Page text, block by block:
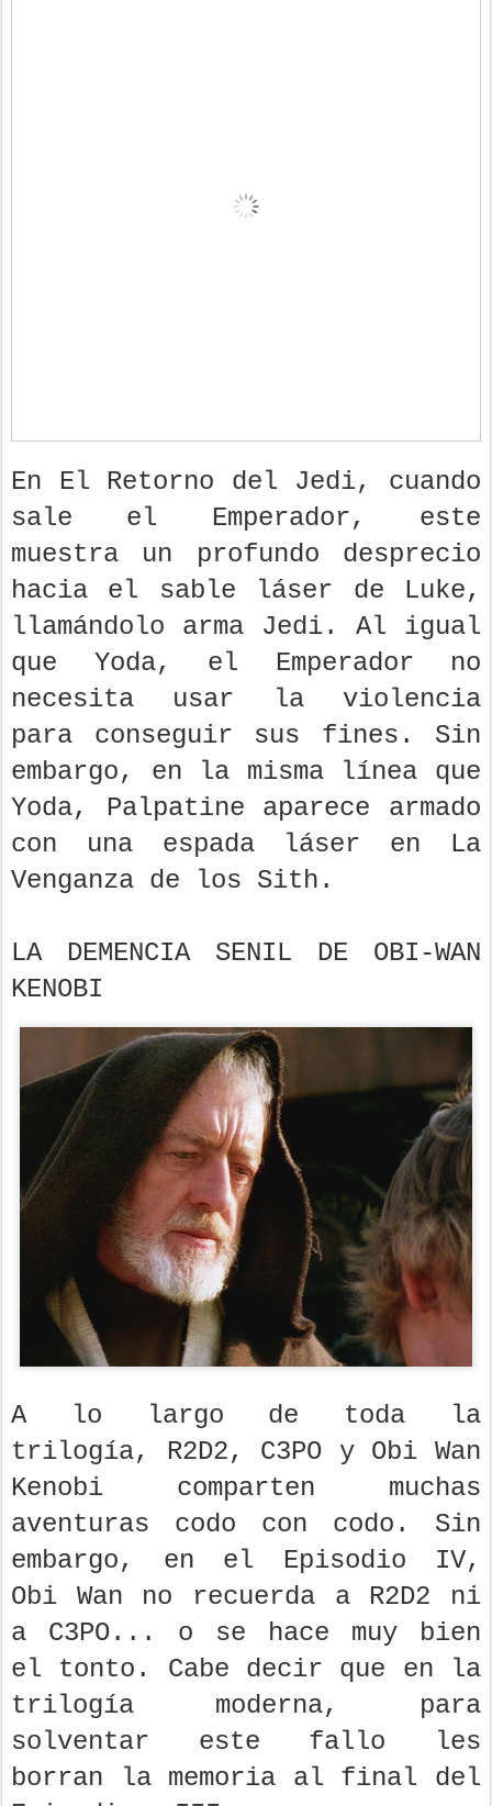
En El Retorno del Jedi, cuando
sale el Emperador, este
muestra un profundo desprecio
hacia el sable láser de Luke,
llamándolo arma Jedi. Al igual
que Yoda, el Emperador no
necesita usar la violencia
para conseguir sus fines. Sin
embargo, en la misma línea que
Yoda, Palpatine aparece armado
con una espada láser en La
Venganza de los Sith.
LA DEMENCIA SENIL DE OBI-WAN
KENOBI
A lo largo de toda la
trilogía, R2D2, C3PO y Obi Wan
Kenobi comparten muchas
aventuras codo con codo. Sin
embargo, en el Episodio IV,
Obi Wan no recuerda a R2D2 ni
a C3PO... o se hace muy bien
el tonto. Cabe decir que en la
trilogía moderna, para
solventar este fallo les
borran la memoria al final del